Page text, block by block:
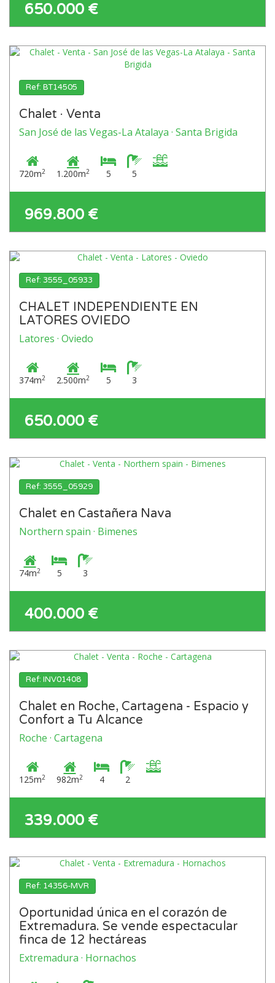
650.000 €
Ref: BT14505
Chalet · Venta
San José de las Vegas-La Atalaya · Santa Brigida
720m2 1.200m2 5 5
969.800 €
Ref: 3555_05933
CHALET INDEPENDIENTE EN
LATORES OVIEDO
Latores · Oviedo
374m2 2.500m2 5 3
650.000 €
Ref: 3555_05929
Chalet en Castañera Nava
Northern spain · Bimenes
74m2 5 3
400.000 €
Ref: INV01408
Chalet en Roche, Cartagena - Espacio y
Confort a Tu Alcance
Roche · Cartagena
125m2 982m2 4 2
339.000 €
Ref: 14356-MVR
Oportunidad única en el corazón de
Extremadura. Se vende espectacular
finca de 12 hectáreas
Extremadura · Hornachos